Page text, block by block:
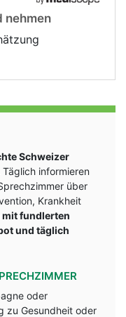
nehmen
Schweizer
Täglich informieren
über
Krankheit
fundlerten
und täglich
oder
zu Gesundheit oder